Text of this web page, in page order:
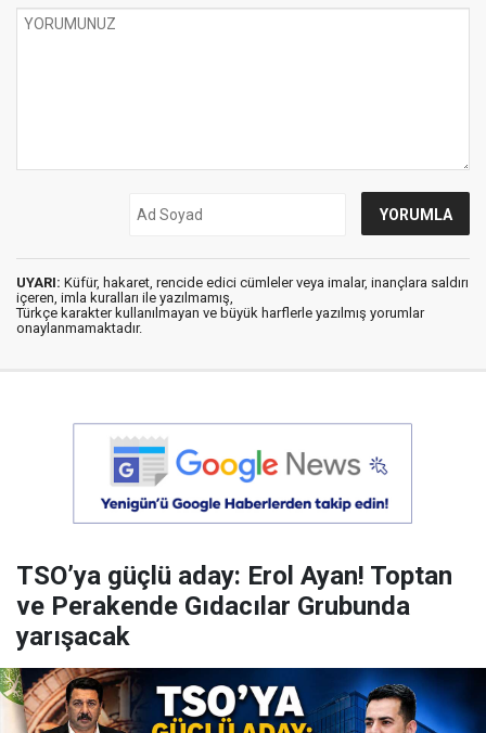
UYARI: Küfür, hakaret, rencide edici cümleler veya imalar, inançlara saldırı
içeren, imla kuralları ile yazılmamış,
Türkçe karakter kullanılmayan ve büyük harflerle yazılmış yorumlar
onaylanmamaktadır.
TSO’ya güçlü aday: Erol Ayan! Toptan
ve Perakende Gıdacılar Grubunda
yarışacak